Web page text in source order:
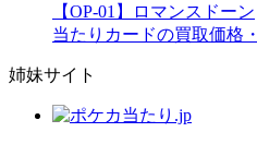
【OP-01】ロマンスドーン
当たりカードの買取価格
姉妹サイト